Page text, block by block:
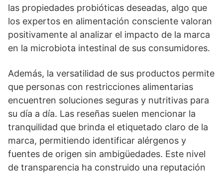
las propiedades probióticas deseadas, algo que
los expertos en alimentación consciente valoran
positivamente al analizar el impacto de la marca
en la microbiota intestinal de sus consumidores.
Además, la versatilidad de sus productos permite
que personas con restricciones alimentarias
encuentren soluciones seguras y nutritivas para
su día a día. Las reseñas suelen mencionar la
tranquilidad que brinda el etiquetado claro de la
marca, permitiendo identificar alérgenos y
fuentes de origen sin ambigüedades. Este nivel
de transparencia ha construido una reputación